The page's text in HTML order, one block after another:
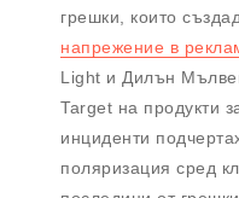
грешки, които
напрежение в
Light и Дилън
Target на продукти
инциденти
поляризация сред